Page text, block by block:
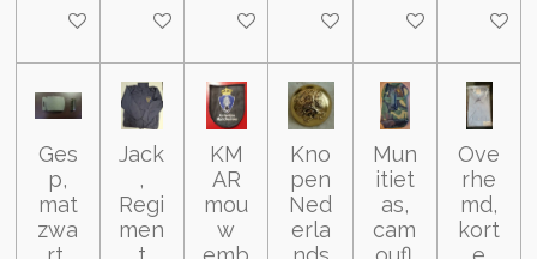
In winkelwagenIn winkelwagenIn winkelwagenIn winkelwagenIn winkelwagen
In
Ges
p,
mat
zwa
Jack
,
Regi
men
KM
AR
mou
w
Kno
pen
Ned
erla
Mun
itiet
as,
cam
Ove
rhe
md,
kort